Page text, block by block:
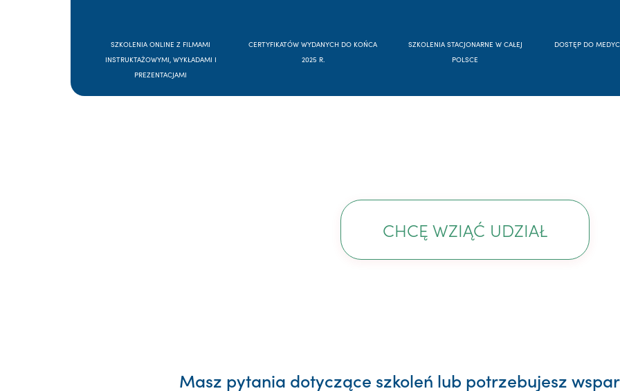
SZKOLENIA ONLINE Z FILMAMI
INSTRUKTAŻOWYMI, WYKŁADAMI I
PREZENTACJAMI
CERTYFIKATÓW WYDANYCH DO KOŃCA
2025 R.
SZKOLENIA STACJONARNE W CAŁEJ
POLSCE
DOSTĘP DO
CHCĘ WZIĄĆ UDZIAŁ
Masz pytania dotyczące szkoleń lub potrzebujesz